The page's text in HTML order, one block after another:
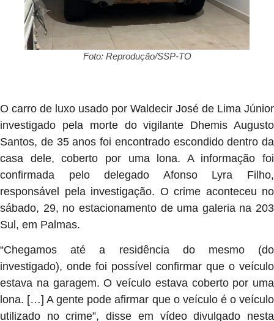
Foto: Reprodução/SSP-TO
O carro de luxo usado por Waldecir José de Lima Júnior
investigado pela morte do vigilante Dhemis Augusto
Santos, de 35 anos foi encontrado escondido dentro da
casa dele, coberto por uma lona. A informação foi
confirmada pelo delegado Afonso Lyra Filho,
responsável pela investigação. O crime aconteceu no
sábado, 29, no estacionamento de uma galeria na 203
Sul, em Palmas.
“Chegamos até a residência do mesmo (do
investigado), onde foi possível confirmar que o veículo
estava na garagem. O veículo estava coberto por uma
lona. […] A gente pode afirmar que o veículo é o veículo
utilizado no crime”, disse em vídeo divulgado nesta